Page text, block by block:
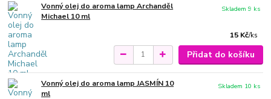
Vonný olej do aroma lamp Archanděl
Michael 10 ml
15 Kč/ks
Skladem 9 ks
Přidat do košíku
Vonný olej do aroma lamp JASMÍN 10
ml
Skladem 10 ks